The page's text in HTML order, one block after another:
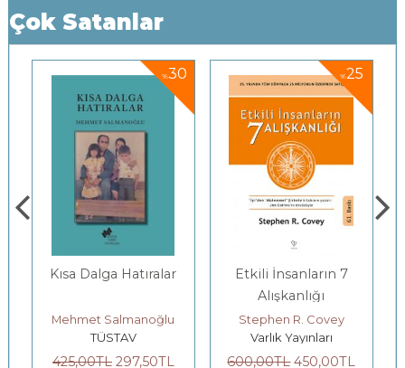
Çok Satanlar
%30
Kısa Dalga Hatıralar
Mehmet Salmanoğlu
TÜSTAV
425,00TL 297,50TL
%25
Etkili İnsanların 7
Alışkanlığı
Stephen R. Covey
Varlık Yayınları
600,00TL 450,00TL